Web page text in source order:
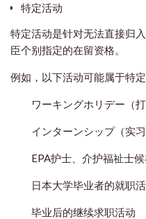
特定活动
特定活动是针对无法直接归
臣个别指定的在留资格。
例如，以下活动可能属于特定
ワーキングホリデー（打
インターンシップ（实习
EPA护士、介护福祉士
日本大学毕业者的就职
毕业后的继续求职活动